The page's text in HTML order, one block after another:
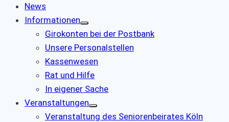
News
Informationen
Girokonten bei der Postbank
Unsere Personalstellen
Kassenwesen
Rat und Hilfe
In eigener Sache
Veranstaltungen
Veranstaltung des Seniorenbeirates Köln